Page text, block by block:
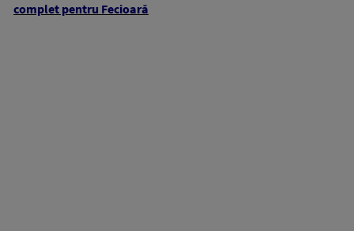
complet pentru Fecioară